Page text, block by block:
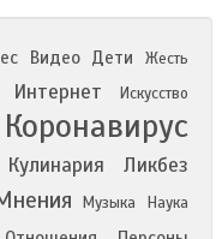
Видео Дети
Жесть
Интернет Искусство
Коронавирус
Кулинария Ликбез
Музыка Наука